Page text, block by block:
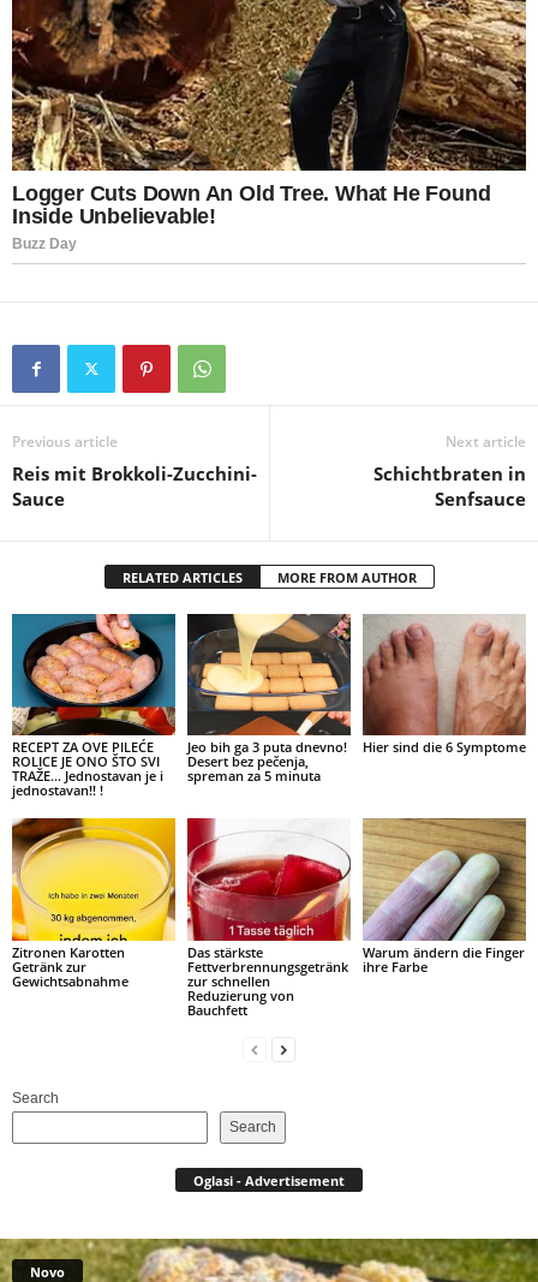
Previous article
Reis mit Brokkoli-Zucchini-
Sauce
Next article
Schichtbraten in
Senfsauce
RELATED ARTICLES MORE FROM AUTHOR
RECEPT ZA OVE PILEĆE
ROLICE JE ONO ŠTO SVI
TRAŽE… Jednostavan je i
jednostavan!! !
Jeo bih ga 3 puta dnevno!
Desert bez pečenja,
spreman za 5 minuta
Hier sind die 6 Symptome
Zitronen Karotten
Getränk zur
Gewichtsabnahme
Das stärkste
Fettverbrennungsgetränk
zur schnellen
Reduzierung von
Bauchfett
Warum ändern die Finger
ihre Farbe
Search
Search
Oglasi - Advertisement
Novo